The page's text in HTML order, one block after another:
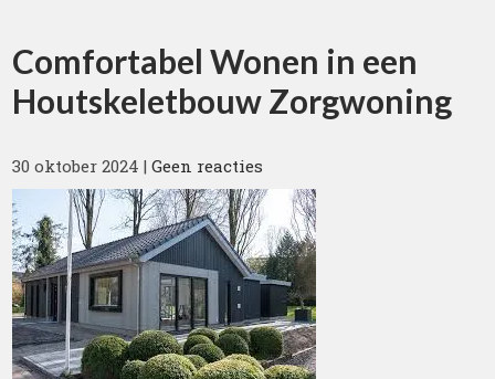
Comfortabel Wonen in een
Houtskeletbouw Zorgwoning
30 oktober 2024 |Geen reacties